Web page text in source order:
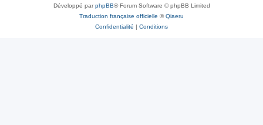
Développé parphpBB® Forum Software © phpBB Limited
Traduction française officielle ©Qiaeru
Confidentialité | Conditions